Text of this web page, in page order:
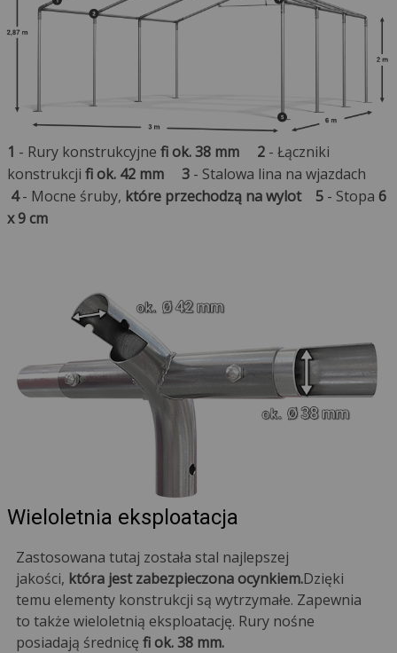
1 - Rury konstrukcyjne fi ok. 38 mm 2- Łączniki
konstrukcji fi ok. 42 mm 3- Stalowa lina na wjazdach
4- Mocne śruby, które przechodzą na wylot 5- Stopa 6
x 9 cm
Wieloletnia eksploatacja
Zastosowana tutaj została stal najlepszej
jakości, która jest zabezpieczona ocynkiem.Dzięki
temu elementy konstrukcji są wytrzymałe. Zapewnia
to także wieloletnią eksploatację. Rury nośne
posiadają średnicę fi ok. 38 mm.